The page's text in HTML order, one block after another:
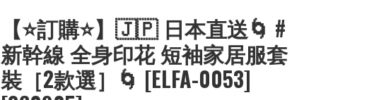
【⭐訂購⭐】🇯🇵 日本直送🌀 #
新幹線 全身印花 短袖家居服套
裝［2款選］🌀 [ELFA-0053]